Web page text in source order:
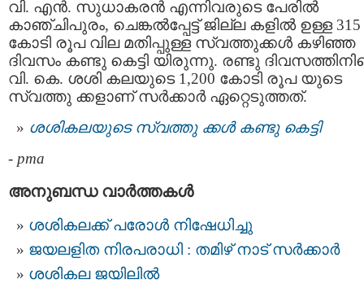
വി. എൻ. സുധാകരന്‍ എന്നിവരുടെ പേരിൽ
കാഞ്ചിപുരം, ചെങ്കൽപ്പേട്ട് ജില്ല കളില്‍ ഉള്ള 315
കോടി രൂപ വില മതിപ്പുള്ള സ്വത്തുക്കൾ കഴിഞ്ഞ
ദിവസം കണ്ടു കെട്ടി യിരുന്നു. രണ്ടു
വി. കെ. ശശി കലയുടെ 1,200 കോടി രൂപ യുടെ
സ്വത്തു ക്കളാണ് സര്‍ക്കാര്‍ ഏറ്റെടുത്തത്.
ശശികലയുടെ സ്വത്തു ക്കൾ കണ്ടു കെട്ടി
- pma
അനുബന്ധ വാര്‍ത്തകള്‍
ശശികലക്ക് പരോള്‍ നിഷേധിച്ചു
ജ​യ​ല​ളി​ത നി​ര​പ​രാ​ധി :​ ത​മി​ഴ് ​​നാ​ട്​ സ​ർ​ക്കാ​ർ
ശശികല ജയിലില്‍